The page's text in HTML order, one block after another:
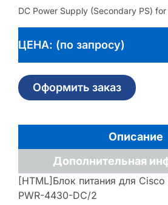
DC Power Supply (Secondary PS)
ЦЕНА: (по запросу)
Оформить заказ
Описание
Дополнительная
[HTML]Блок питания для
PWR-4430-DC/2